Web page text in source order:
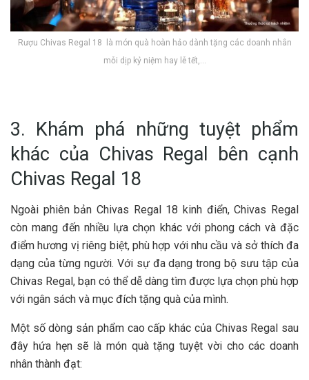
Rượu Chivas Regal 18 là món quà hoàn hảo dành tặng các doanh nhân
mỗi dịp kỷ niệm hay lễ tết,…
3. Khám phá những tuyệt phẩm
khác của Chivas Regal bên cạnh
Chivas Regal 18
Ngoài phiên bản Chivas Regal 18 kinh điển, Chivas Regal
còn mang đến nhiều lựa chọn khác với phong cách và đặc
điểm hương vị riêng biệt, phù hợp với nhu cầu và sở thích đa
dạng của từng người. Với sự đa dạng trong bộ sưu tập của
Chivas Regal, bạn có thể dễ dàng tìm được lựa chọn phù hợp
với ngân sách và mục đích tặng quà của mình.
Một số dòng sản phẩm cao cấp khác của Chivas Regal sau
đây hứa hẹn sẽ là món quà tặng tuyệt vời cho các doanh
nhân thành đạt: